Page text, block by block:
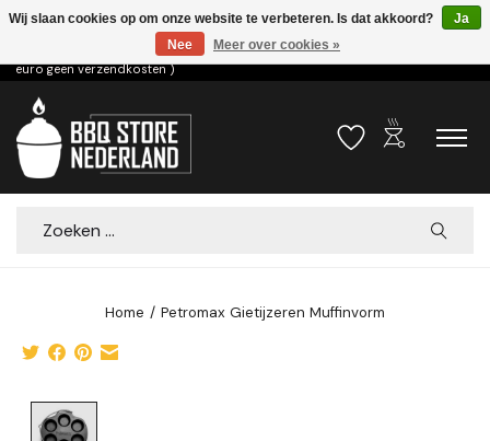
Voor 15.00u besteld dezelfde dag verzonden! ( 6,95 verzendkosten, vanaf 75
euro geen verzendkosten )
Verlanglijst
outdoor_grill
Zoeken
Home / Petromax Gietijzeren Muffinvorm
Wij slaan cookies op om onze website te verbeteren. Is dat akkoord?
Ja
Nee
Meer over cookies »